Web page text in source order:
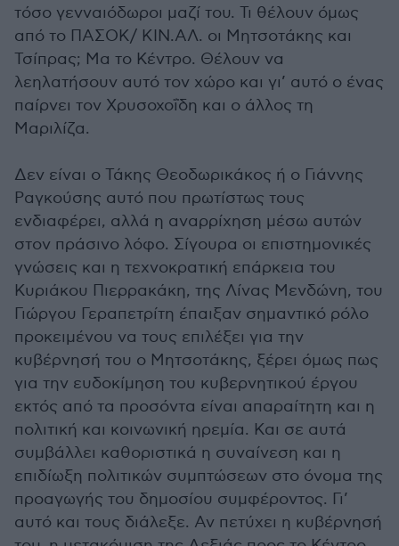
τόσο γενναιόδωροι μαζί του. Τι θέλουν όμως
από το ΠΑΣΟΚ/ ΚΙΝ.ΑΛ. οι Μητσοτάκης και
Τσίπρας; Μα το Κέντρο. Θέλουν να
λεηλατήσουν αυτό τον χώρο και γι’ αυτό ο ένας
παίρνει τον Χρυσοχοΐδη και ο άλλος τη
Μαριλίζα.
Δεν είναι ο Τάκης Θεοδωρικάκος ή ο Γιάννης
Ραγκούσης αυτό που πρωτίστως τους
ενδιαφέρει, αλλά η αναρρίχηση μέσω αυτών
στον πράσινο λόφο. Σίγουρα οι επιστημονικές
γνώσεις και η τεχνοκρατική επάρκεια του
Κυριάκου Πιερρακάκη, της Λίνας Μενδώνη, του
Γιώργου Γεραπετρίτη έπαιξαν σημαντικό ρόλο
προκειμένου να τους επιλέξει για την
κυβέρνησή του ο Μητσοτάκης, ξέρει όμως πως
για την ευδοκίμηση του κυβερνητικού έργου
εκτός από τα προσόντα είναι απαραίτητη και η
πολιτική και κοινωνική ηρεμία. Και σε αυτά
συμβάλλει καθοριστικά η συναίνεση και η
επιδίωξη πολιτικών συμπτώσεων στο όνομα της
προαγωγής του δημοσίου συμφέροντος. Γι’
αυτό και τους διάλεξε. Αν πετύχει η κυβέρνησή